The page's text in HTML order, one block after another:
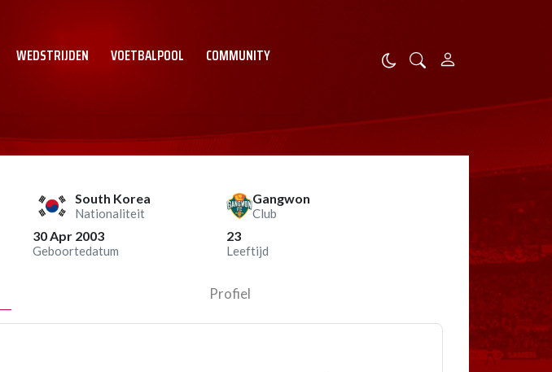
WEDSTRIJDEN VOETBALPOOL COMMUNITY
South Korea
Nationaliteit
Gangwon
Club
30 Apr 2003
Geboortedatum
23
Leeftijd
Profiel